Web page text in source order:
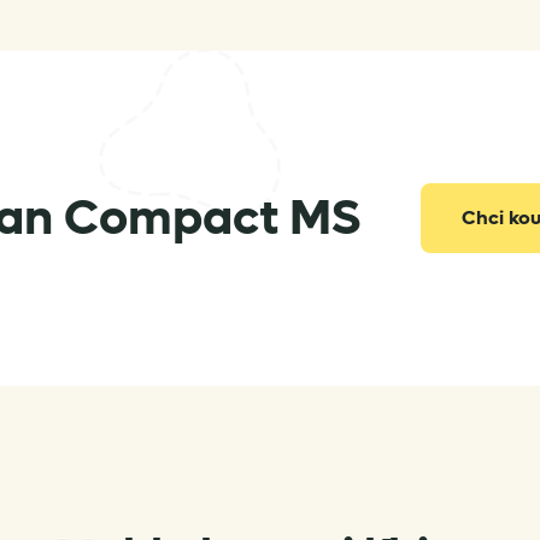
Compact MS Chci